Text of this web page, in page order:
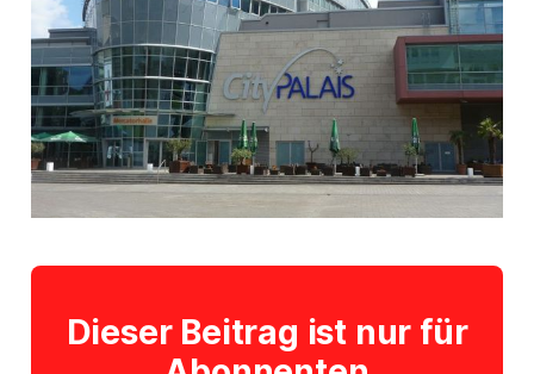
Dieser Beitrag ist nur für